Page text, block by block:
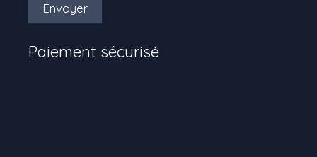
Envoyer
Paiement sécurisé